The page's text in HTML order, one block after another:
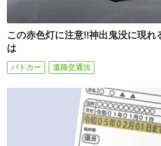
この赤色灯に注意!!神出鬼没に現れ
は
パトカー 道路交通法